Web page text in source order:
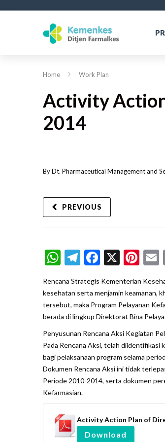
Home Work Plan
Activity
2014
By Dt. Pharmaceutical Management and
PREVIOUS
WhatsApp
Telegram
Facebook
X
Rencana Strategis Kementerian
kesehatan serta menjamin keamanan,
tersebut, maka Program Pelayanan
berada di lingkup Direktorat Bina
Penyusunan Rencana Aksi Kegiatan
Pada Rencana Aksi, telah diidentifikasi
bagi pelaksanaan program selama
Dokumen Rencana Aksi ini tidak
Periode 2010-2014, serta dokumen
Kefarmasian.
Activity Action Plan of
Download